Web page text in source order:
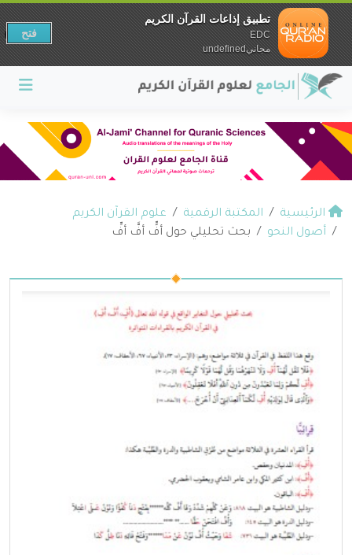
الرئيسية المكتبة الرقمية
علوم القرآن الكريم
أصول النحو
بحث تحليلي حول أفٍّ أفَّ أفِّ
تطبيق إذاعات القرآن الكريم
EDC
مجانيundefined
فتح